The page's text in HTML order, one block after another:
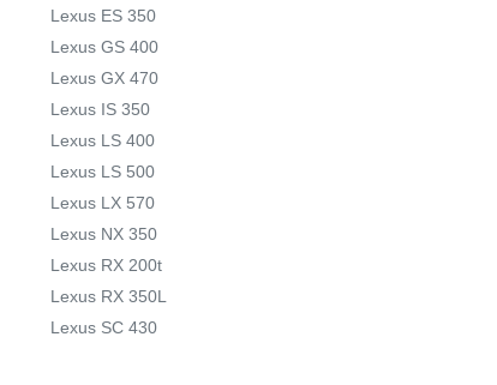
Lexus ES 350
Lexus GS 400
Lexus GX 470
Lexus IS 350
Lexus LS 400
Lexus LS 500
Lexus LX 570
Lexus NX 350
Lexus RX 200t
Lexus RX 350L
Lexus SC 430